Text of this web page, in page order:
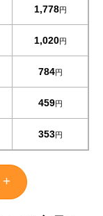
1,778円
1,020円
784円
459円
353円
+